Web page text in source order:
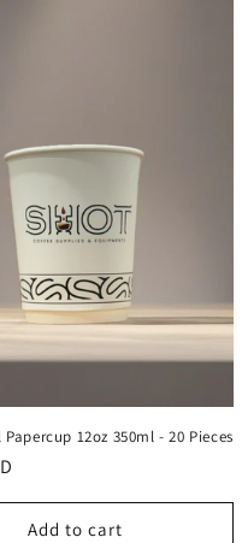
12oz 350ml - 20 Pieces
Add to cart